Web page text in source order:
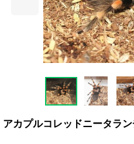
アカプルコレッドニータラ